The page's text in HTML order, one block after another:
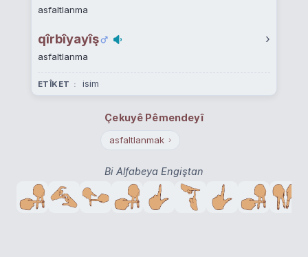
asfaltlanma
qîrbîyayîş ›
asfaltlanma
ETÎKET isim
Çekuyê Pêmendeyî
asfaltlanmak ›
Bi Alfabeya Engiştan